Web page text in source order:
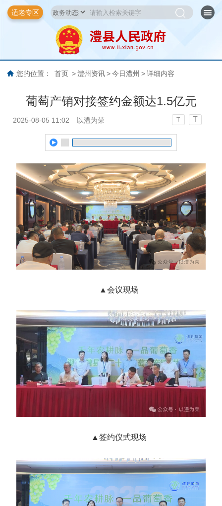
适老专区
您的位置： 首页 > 澧州资讯 > 今日澧州 > 详细内容
葡萄产销对接签约金额达1.5亿元
2025-08-05 11:02 以澧为荣 T T
▲会议现场
▲签约仪式现场